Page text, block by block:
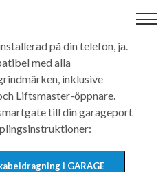
på din telefon, ja.
med alla
inklusive
Liftsmaster-öppnare.
till din garageport
i GARAGE